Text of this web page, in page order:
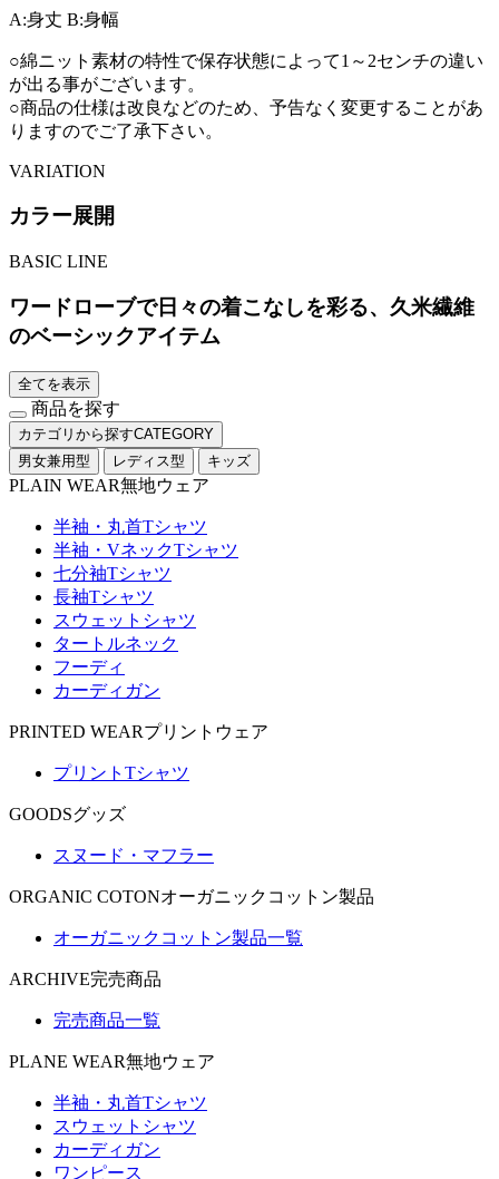
A:身丈 B:身幅
○綿ニット素材の特性で保存状態によって1～2センチの違い
が出る事がございます。
○商品の仕様は改良などのため、予告なく変更することがあ
りますのでご了承下さい。
VARIATION
カラー展開
BASIC LINE
ワードローブで日々の着こなしを彩る、久米繊維
のベーシックアイテム
全てを表示
商品を探す
カテゴリから探すCATEGORY
男女兼用型
レディス型 キッズ
PLAIN WEAR無地ウェア
半袖・丸首Tシャツ
半袖・VネックTシャツ
七分袖Tシャツ
長袖Tシャツ
スウェットシャツ
タートルネック
フーディ
カーディガン
PRINTED WEARプリントウェア
プリントTシャツ
GOODSグッズ
スヌード・マフラー
ORGANIC COTONオーガニックコットン製品
オーガニックコットン製品一覧
ARCHIVE完売商品
完売商品一覧
PLANE WEAR無地ウェア
半袖・丸首Tシャツ
スウェットシャツ
カーディガン
ワンピース